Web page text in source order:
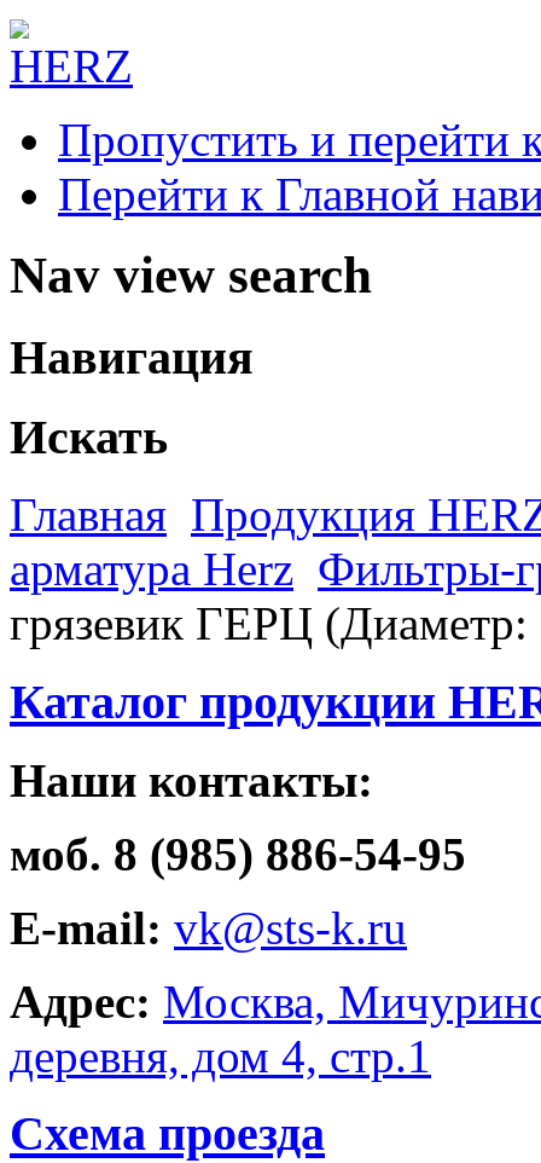
Пропустить и перейти
Перейти к Главной
Nav view search
Навигация
Искать
Главная Продукция
арматура Herz Фильтры-
грязевик ГЕРЦ (Диаметр:
Каталог продукции
Наши контакты:
моб. 8 (985) 886-54-95
E-mail: vk@sts-k.ru
Адрес: Москва,
деревня, дом 4, стр.1
Схема проезда